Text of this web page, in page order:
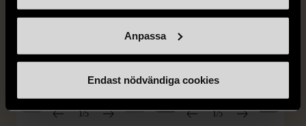
Anpassa
Endast nödvändiga cookies
1/5
1/5